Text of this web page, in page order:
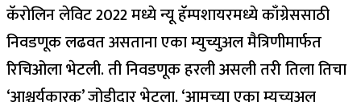
कॅरोलिन लेविट 2022 मध्ये न्यू हॅम्पशायरमध्ये काँग्रेससाठी
निवडणूक लढवत असताना एका म्युच्युअल मैत्रिणीमार्फत
रिचिओला भेटली. ती निवडणूक हरली असली तरी तिला तिचा